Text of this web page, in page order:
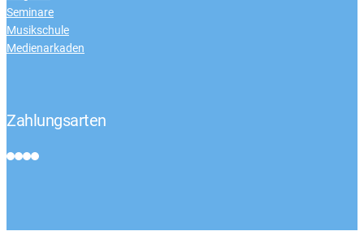
Seminare
Musikschule
Medienarkaden
Zahlungsarten